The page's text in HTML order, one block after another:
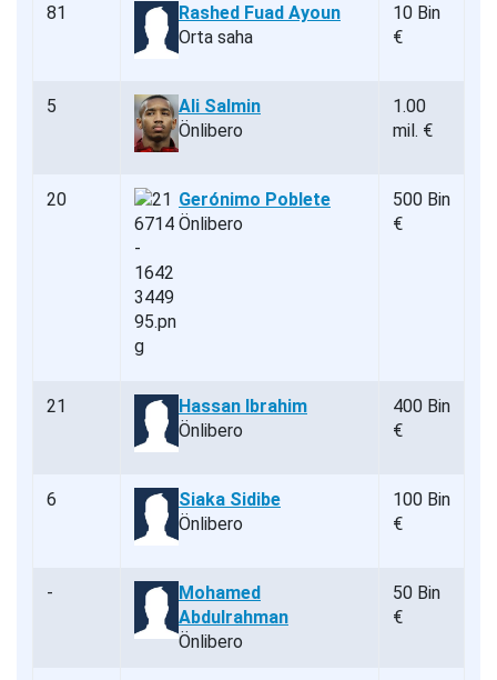
81
Rashed Fuad Ayoun
Orta saha
10 Bin
€
5
Ali Salmin
Önlibero
1.00
mil. €
20
Gerónimo Poblete
Önlibero
500 Bin
€
21
Hassan Ibrahim
Önlibero
400 Bin
€
6
Siaka Sidibe
Önlibero
100 Bin
€
-
Mohamed
Abdulrahman
Önlibero
50 Bin
€